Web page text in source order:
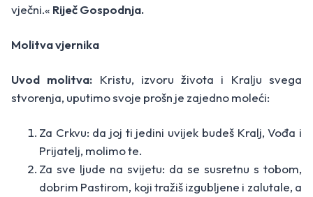
vječni.« Riječ Gospodnja.
Molitva vjernika
Uvod molitva: Kristu, izvoru života i Kralju svega
stvorenja, uputimo svoje prošn je zajedno moleći:
Za Crkvu: da joj ti jedini uvijek budeš Kralj, Vođa i
Prijatelj, molimo te.
Za sve ljude na svijetu: da se susretnu s tobom,
dobrim Pastirom, koji tražiš izgubljene i zalutale, a